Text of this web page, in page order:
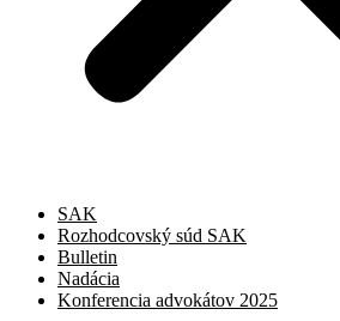
SAK
Rozhodcovský súd SAK
Bulletin
Nadácia
Konferencia advokátov 2025